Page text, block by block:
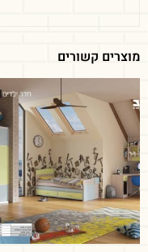
מוצרים קשורים